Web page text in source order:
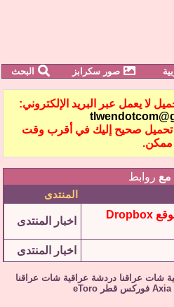
صور سكرابز البحث
لا يعمل عبر البريد الإلكتروني:
صحيح إليك في أقرب وقت
ممكن.
مع روابط
المنتدى
بخصوص روابط التحميل من موقع Dropbox
اخبار المنتدى
اخبار المنتدى
شات عراقنا دردشة عراقية شات عراقنا
Axia فوركس قطر eToro